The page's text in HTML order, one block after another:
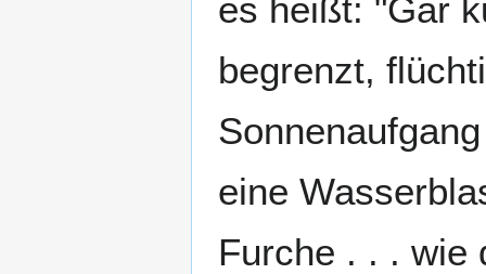
es heißt: "Gar
begrenzt,
eine
Furche . . . wie